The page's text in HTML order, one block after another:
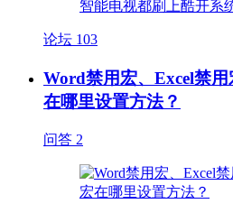
论坛 103
Word禁用宏、Excel禁
在哪里设置方法？
问答 2